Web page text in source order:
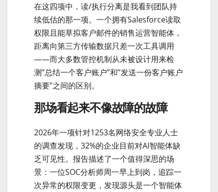
在这四项中，读/执行分离是我看到团队持
续低估的那一项。一个拥有Salesforce读取
权限且能草拟客户邮件的销售运营智能体，
距离向第三方传输数据只差一次工具调用
——而大多数管控机制从未被设计用来检
测”总结一个客户账户”和”发送一份客户账户
摘要”之间的区别。
那场看起来不像故障的故障
2026年一项针对1253名网络安全专业人士
的调查发现，32%的企业目前对AI智能体缺
乏可见性。报告描述了一个值得深思的场
景：一位SOC分析师周一早上到岗，追踪一
次异常的权限变更，发现源头是一个智能体